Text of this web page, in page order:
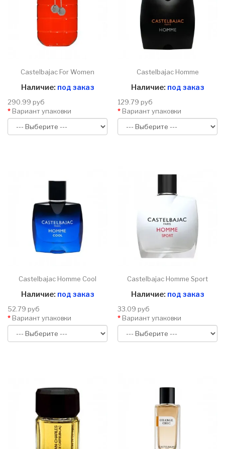
Castelbajac For Women
Наличие: под заказ
290.99 руб
Вариант упаковки
Castelbajac Homme
Наличие: под заказ
129.79 руб
Вариант упаковки
Castelbajac Homme Cool
Наличие: под заказ
52.79 руб
Вариант упаковки
Castelbajac Homme Sport
Наличие: под заказ
33.09 руб
Вариант упаковки